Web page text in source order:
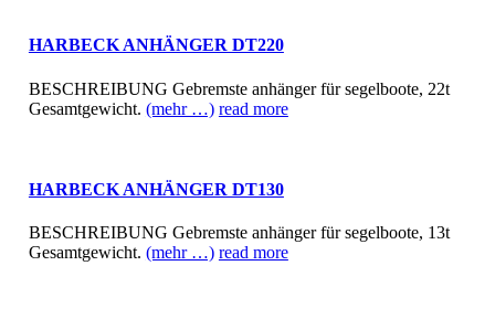
HARBECK ANHÄNGER DT220
BESCHREIBUNG Gebremste anhänger für segelboote, 22t
Gesamtgewicht. (mehr …) read more
HARBECK ANHÄNGER DT130
BESCHREIBUNG Gebremste anhänger für segelboote, 13t
Gesamtgewicht. (mehr …) read more